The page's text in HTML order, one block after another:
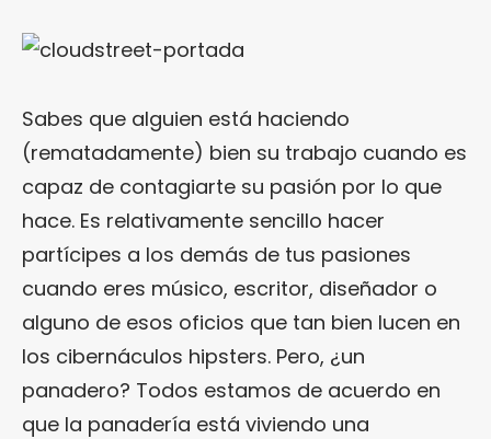
Sabes que alguien está haciendo
(rematadamente) bien su trabajo cuando es
capaz de contagiarte su pasión por lo que
hace. Es relativamente sencillo hacer
partícipes a los demás de tus pasiones
cuando eres músico, escritor, diseñador o
alguno de esos oficios que tan bien lucen en
los cibernáculos hipsters. Pero, ¿un
panadero? Todos estamos de acuerdo en
que la panadería está viviendo una